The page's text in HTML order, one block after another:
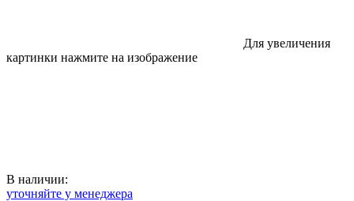
Для увеличения
картинки нажмите на изображение
В наличии:
уточняйте у менеджера